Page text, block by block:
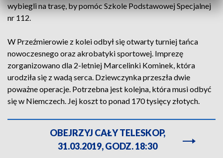
wybiegli na trasę, by pomóc Szkole Podstawowej Specjalnej
nr 112.
W Przeźmierowie z kolei odbył się otwarty turniej tańca
nowoczesnego oraz akrobatyki sportowej. Imprezę
zorganizowano dla 2-letniej Marcelinki Kominek, która
urodziła się z wadą serca. Dziewczynka przeszła dwie
poważne operacje. Potrzebna jest kolejna, która musi odbyć
się w Niemczech. Jej koszt to ponad 170 tysięcy złotych.
OBEJRZYJ CAŁY TELESKOP,
31.03.2019, GODZ. 18:30